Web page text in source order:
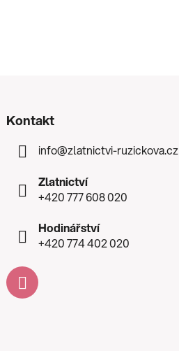
Kontakt
info@zlatnictvi-ruzickova.cz
Zlatnictví
+420 777 608 020
Hodinářství
+420 774 402 020